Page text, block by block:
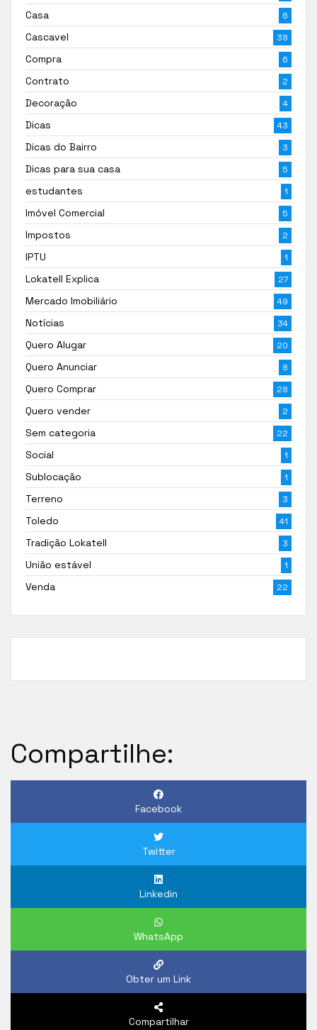
Casa 6
Cascavel 38
Compra 6
Contrato 2
Decoração 4
Dicas 43
Dicas do Bairro 3
Dicas para sua casa 5
estudantes 1
Imóvel Comercial 5
Impostos 2
IPTU 1
Lokatell Explica 27
Mercado Imobiliário 49
Notícias 34
Quero Alugar 20
Quero Anunciar 8
Quero Comprar 28
Quero vender 2
Sem categoria 22
Social 1
Sublocação 1
Terreno 3
Toledo 41
Tradição Lokatell 3
União estável 1
Venda 22
Compartilhe:
Facebook
Twitter
Linkedin
WhatsApp
Obter um Link
Compartilhar